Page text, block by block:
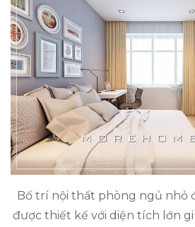
Bố trí nội thất phòng ngủ nhỏ
được thiết kế với diện tích lớn